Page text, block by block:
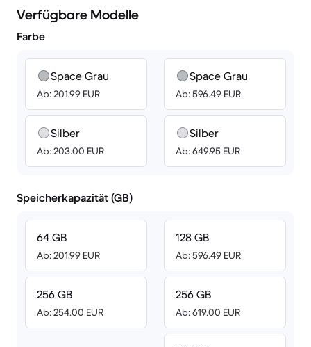
Verfügbare Modelle
Farbe
Space Grau
Ab: 201.99 EUR
Silber
Ab: 203.00 EUR
Space Grau
Ab: 596.49 EUR
Silber
Ab: 649.95 EUR
Speicherkapazität (GB)
64 GB
Ab: 201.99 EUR
256 GB
Ab: 254.00 EUR
128 GB
Ab: 596.49 EUR
256 GB
Ab: 619.00 EUR